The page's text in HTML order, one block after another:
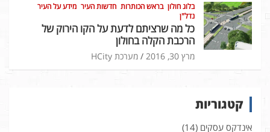
בלוג חולון בראש הכותרות חדשות העיר מידע על העיר
נדל"ן
כל מה שרציתם לדעת על הקו הירוק של
הרכבת הקלה בחולון
מרץ 30, 2016 מערכת HCity
קטגוריות
אינדקס עסקים (14)